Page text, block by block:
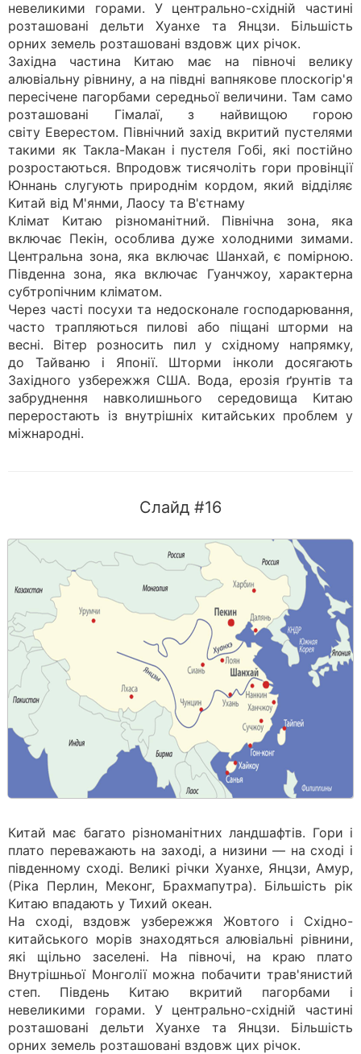
невеликими горами. У центрально-східній частині
розташовані дельти Хуанхе та Янцзи. Більшість
орних земель розташовані вздовж цих річок.
Західна частина Китаю має на півночі велику
алювіальну рівнину, а на півдні вапнякове плоскогір'я
пересічене пагорбами середньої величини. Там само
розташовані Гімалаї, з найвищою горою
світу Еверестом. Північний захід вкритий пустелями
такими як Такла-Макан і пустеля Гобі, які постійно
розростаються. Впродовж тисячоліть гори провінції
Юннань слугують природнім кордом, який відділяє
Китай від М'янми, Лаосу та В'єтнаму
Клімат Китаю різноманітний. Північна зона, яка
включає Пекін, особлива дуже холодними зимами.
Центральна зона, яка включає Шанхай, є помірною.
Південна зона, яка включає Гуанчжоу, характерна
субтропічним кліматом.
Через часті посухи та недосконале господарювання,
часто трапляються пилові або піщані шторми на
весні. Вітер розносить пил у східному напрямку,
до Тайваню і Японії. Шторми інколи досягають
Західного узбережжя США. Вода, ерозія ґрунтів та
забруднення навколишнього середовища Китаю
переростають із внутрішніх китайських проблем у
міжнародні.
Слайд #16
Китай має багато різноманітних ландшафтів. Гори і
плато переважають на заході, а низини — на сході і
південному сході. Великі річки Хуанхе, Янцзи, Амур,
(Ріка Перлин, Меконг, Брахмапутра). Більшість рік
Китаю впадають у Тихий океан.
На сході, вздовж узбережжя Жовтого і Східно-
китайського морів знаходяться алювіальні рівнини,
які щільно заселені. На півночі, на краю плато
Внутрішньої Монголії можна побачити трав'янистий
степ. Південь Китаю вкритий пагорбами і
невеликими горами. У центрально-східній частині
розташовані дельти Хуанхе та Янцзи. Більшість
орних земель розташовані вздовж цих річок.